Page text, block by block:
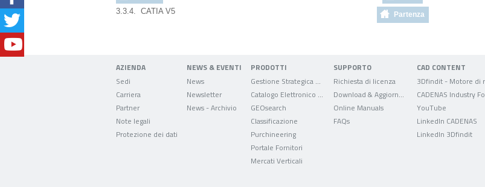
3.3.4. CATIA V5 Partenza
AZIENDA
Sedi
Carriera
Partner
Note legali
Protezione dei dati
NEWS & EVENTI
News
Newsletter
News - Archivio
PRODOTTI
GEOsearch
Classificazione
Purchineering
Portale Fornitori
Mercati Verticali
SUPPORTO
Richiesta di licenza
Online Manuals
FAQs
CAD CONTENT
3Dfindit - Motore di ricerca per dati CAD
YouTube
LinkedIn CADENAS
LinkedIn 3Dfindit